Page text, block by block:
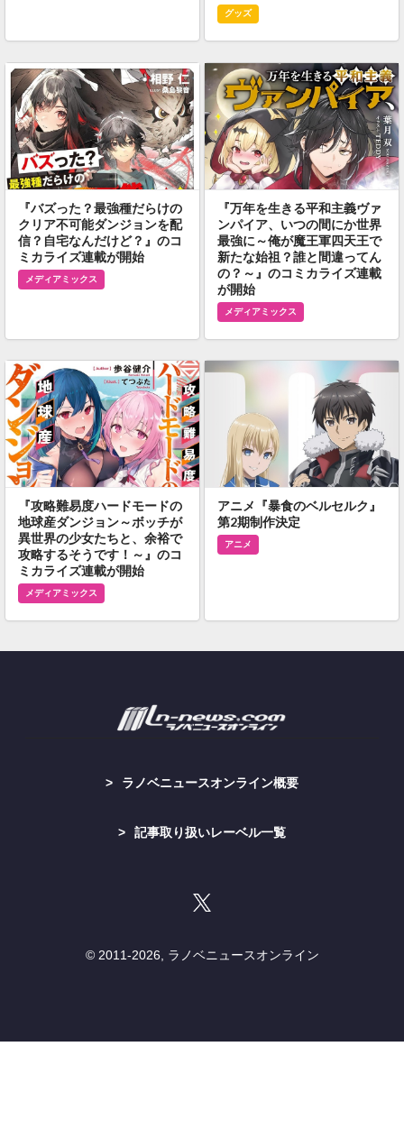
グッズ
『バズった？最強種だらけの
クリア不可能ダンジョンを配
信？自宅なんだけど？』のコ
ミカライズ連載が開始
メディアミックス
『万年を生きる平和主義ヴァ
ンパイア、いつの間にか世界
最強に～俺が魔王軍四天王で
新たな始祖？誰と間違ってん
の？～』のコミカライズ連載
が開始
メディアミックス
『攻略難易度ハードモードの
地球産ダンジョン～ボッチが
異世界の少女たちと、余裕で
攻略するそうです！～』のコ
ミカライズ連載が開始
メディアミックス
アニメ『暴食のベルセルク』
第2期制作決定
アニメ
ラノベニュースオンライン概要
記事取り扱いレーベル一覧
© 2011-2026, ラノベニュースオンライン